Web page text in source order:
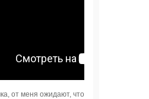
от меня ожидают, что